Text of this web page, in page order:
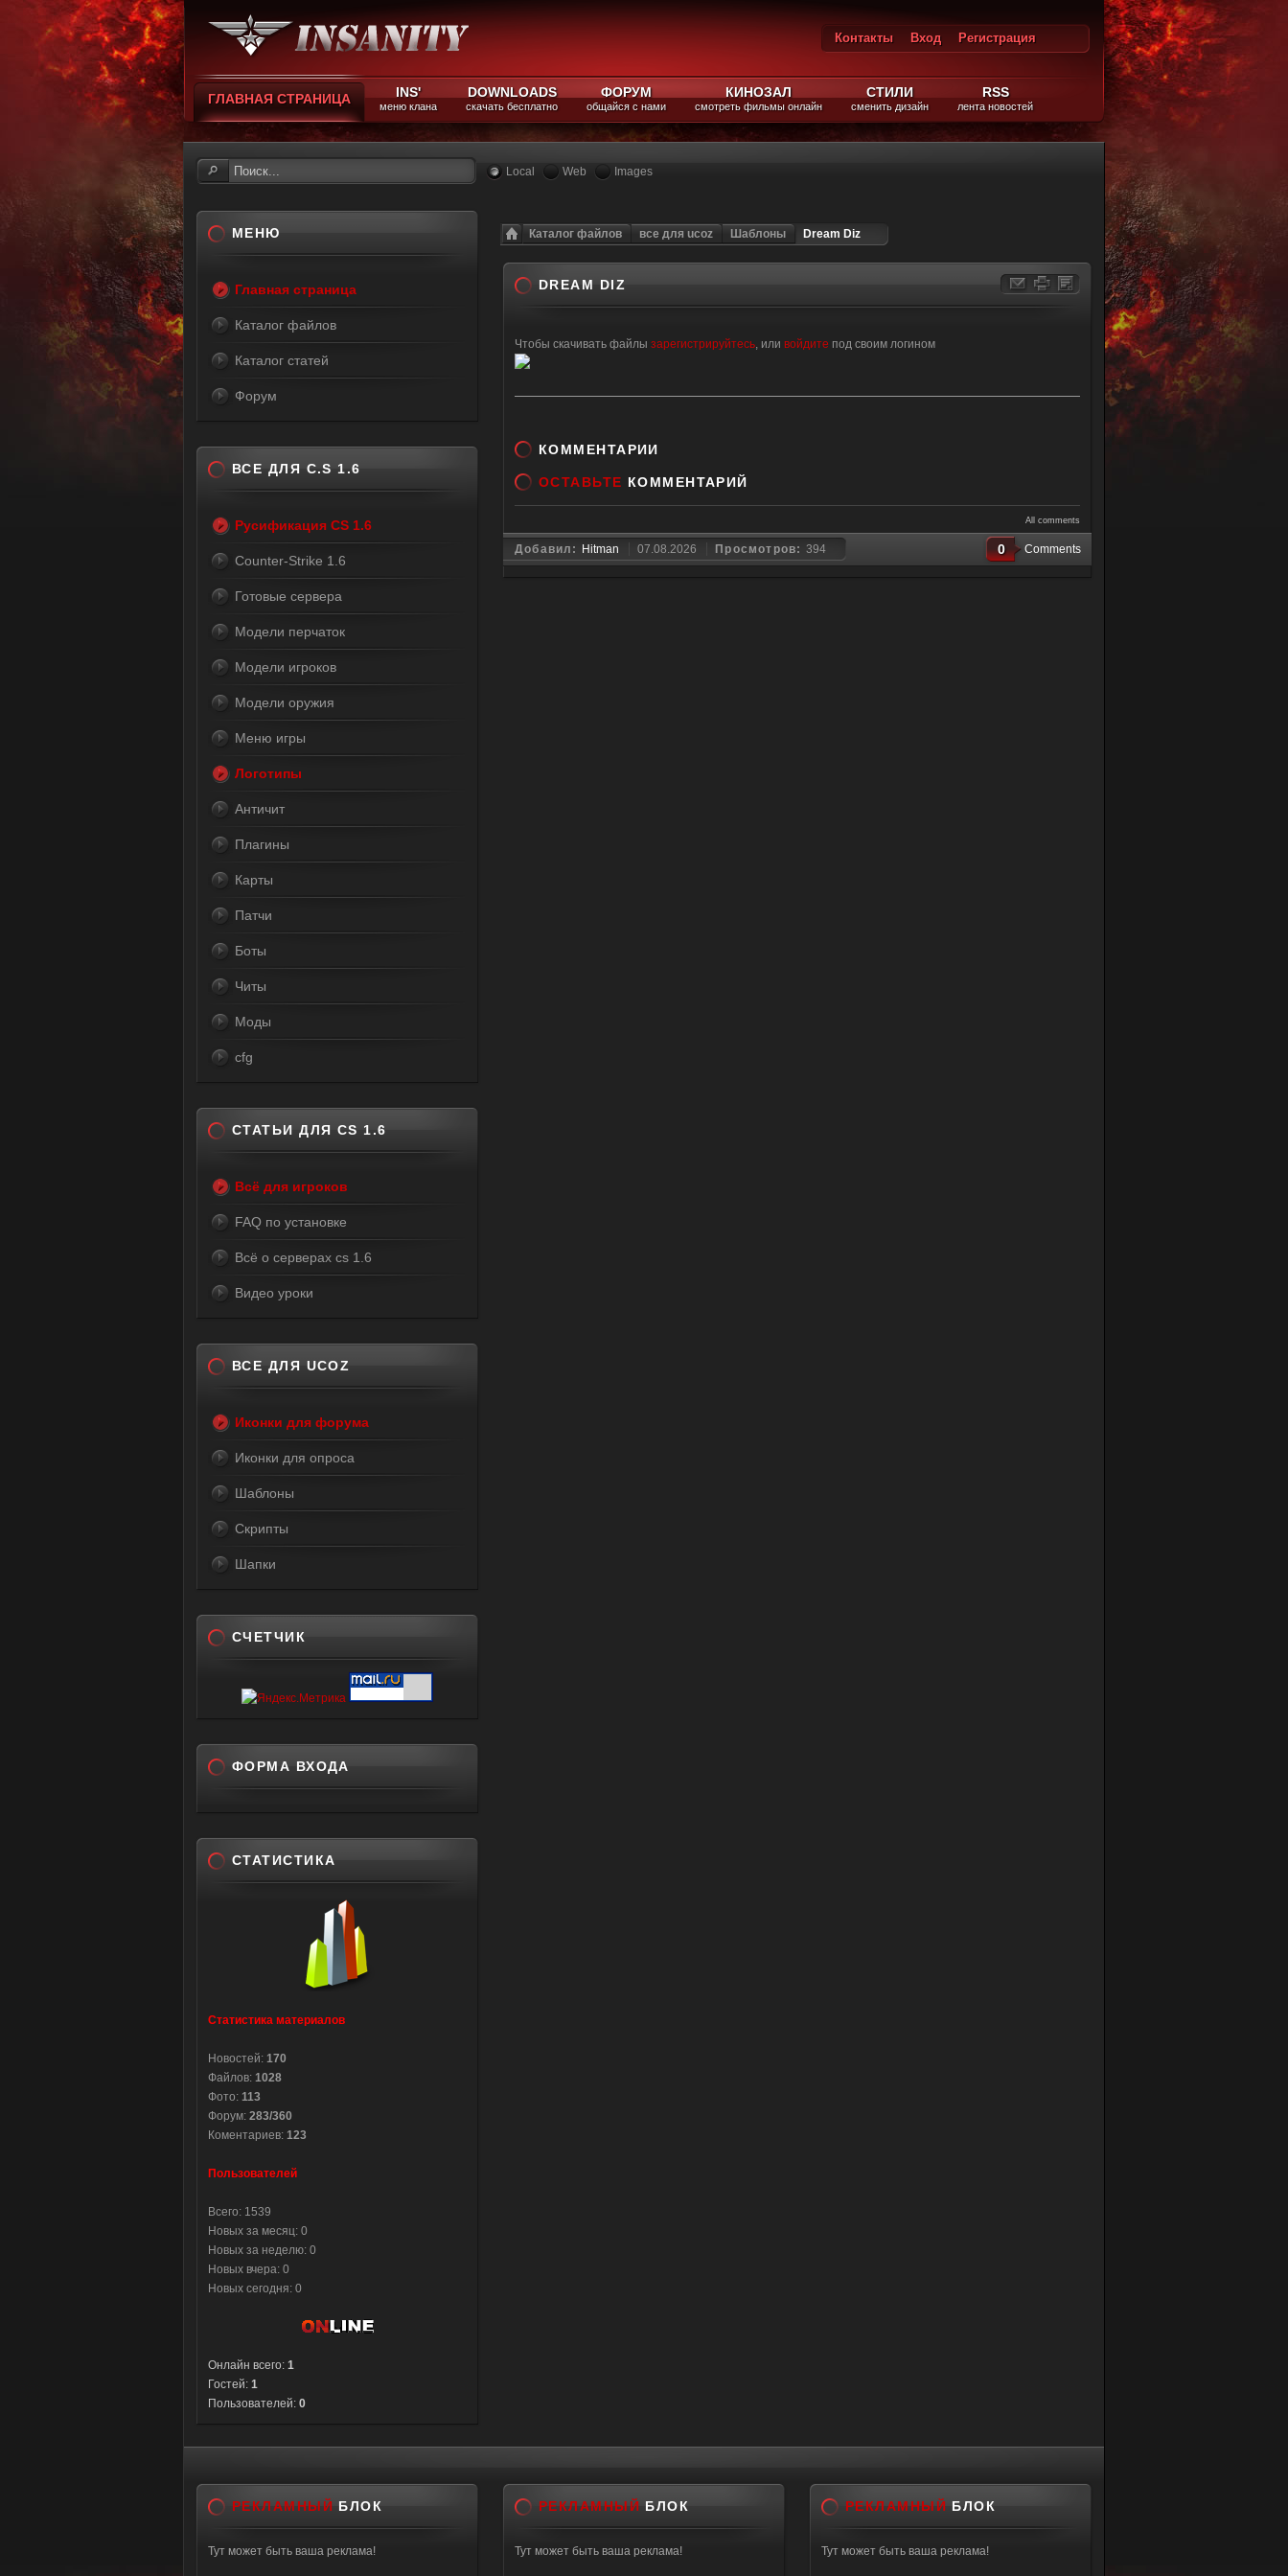
Контакты Вход
Регистрация
ГЛАВНАЯ СТРАНИЦА INS'
меню клана
DOWNLOADS
скачать бесплатно
ФОРУМ
общайся с нами
КИНОЗАЛ
смотреть фильмы онлайн
СТИЛИ
сменить дизайн
RSS
лента новостей
Local Web Images
Каталог файлов все для ucoz Шаблоны Dream Diz
DREAM DIZ
Чтобы скачивать файлы зарегистрируйтесь, или войдите под своим логином
КОММЕНТАРИИ
ОСТАВЬТЕ КОММЕНТАРИЙ
All comments
Добавил: Hitman 07.08.2026 Просмотров: 394 0 Comments
МЕНЮ
Главная страница
Каталог файлов
Каталог статей
Форум
ВСЕ ДЛЯ C.S 1.6
Русификация CS 1.6
Counter-Strike 1.6
Готовые сервера
Модели перчаток
Модели игроков
Модели оружия
Меню игры
Логотипы
Античит
Плагины
Карты
Патчи
Боты
Читы
Моды
cfg
СТАТЬИ ДЛЯ CS 1.6
Всё для игроков
FAQ по установке
Всё о серверах cs 1.6
Видео уроки
ВСЕ ДЛЯ UCOZ
Иконки для форума
Иконки для опроса
Шаблоны
Скрипты
Шапки
СЧЕТЧИК
ФОРМА ВХОДА
СТАТИСТИКА
Статистика материалов
Новостей: 170
Файлов: 1028
Фото: 113
Форум: 283/360
Коментариев: 123
Пользователей
Всего: 1539
Новых за месяц: 0
Новых за неделю: 0
Новых вчера: 0
Новых сегодня: 0
Онлайн всего: 1
Гостей: 1
Пользователей: 0
РЕКЛАМНЫЙ БЛОК
Тут может быть ваша реклама!
РЕКЛАМНЫЙ БЛОК
Тут может быть ваша реклама!
РЕКЛАМНЫЙ БЛОК
Тут может быть ваша реклама!